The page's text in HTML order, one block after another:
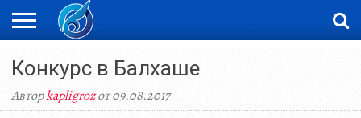
НОВОСТИ
ВИДЕО
ФОТОРЕПОРТАЖИ
ОРКЕН
LIVETV
Конкурс в Балхаше
Авторkapligrozот 09.08.2017